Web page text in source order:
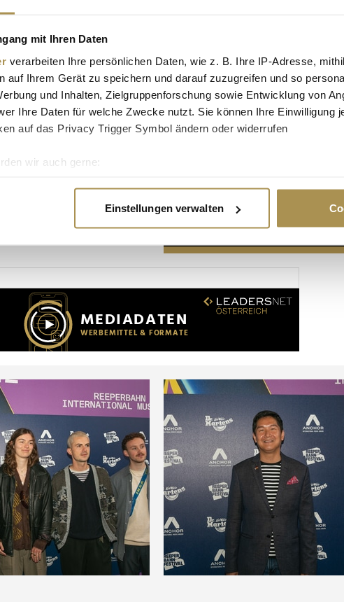
mit Ihren Daten
verarbeiten Ihre persönlichen Daten, wie z. B. Ihre IP-Adresse,
auf Ihrem Gerät zu speichern und darauf zuzugreifen und so
und Inhalten, Zielgruppenforschung sowie Entwicklung von
Ihre Daten für welche Zwecke nutzt. Sie können Ihre Einwilligung
auf das Privacy Trigger Symbol ändern oder widerrufen
wir auch gerne:
wie Ihre persönlichen Daten verarbeitet werden, und legen Sie Ihre
Inhalte und Anzeigen zu personalisieren, Funktionen für soziale
für soziale Medien, Werbung und Analysen weiter. Unsere Partner
Daten zusammen, die Sie ihnen bereitgestellt haben oder die sie im
Einstellungen verwalten
Advertisement